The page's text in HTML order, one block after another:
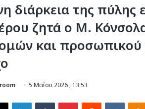
διάρκεια της πύλης
ζητά ο Μ.
και προσωπικού
5 Μαΐου 2026 , 13:53
X LinkedInTumblr PinterestReddit